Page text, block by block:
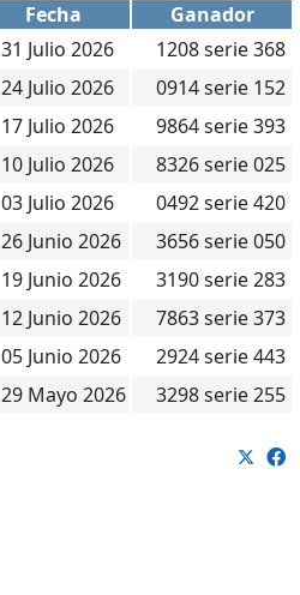
Fecha
Ganador
31 Julio 2026
1208 serie 368
24 Julio 2026
0914 serie 152
17 Julio 2026
9864 serie 393
10 Julio 2026
8326 serie 025
03 Julio 2026
0492 serie 420
26 Junio 2026
3656 serie 050
19 Junio 2026
3190 serie 283
12 Junio 2026
7863 serie 373
05 Junio 2026
2924 serie 443
29 Mayo 2026 3298 serie 255